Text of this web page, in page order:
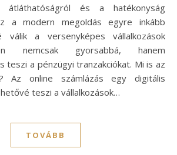
átláthatóságról és a hatékonyság
a modern megoldás egyre inkább
válik a versenyképes vállalkozások
nemcsak gyorsabbá, hanem
teszi a pénzügyi tranzakciókat. Mi is az
Az online számlázás egy digitális
teszi a vállalkozások…
TOVÁBB